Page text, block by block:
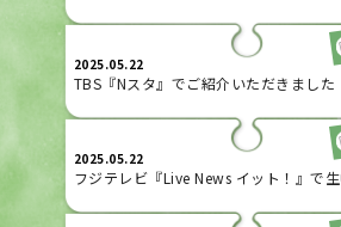
2025.05.22
TBS『Nスタ』でご紹介いただきました
2025.05.22
フジテレビ『Live News イット！』で生